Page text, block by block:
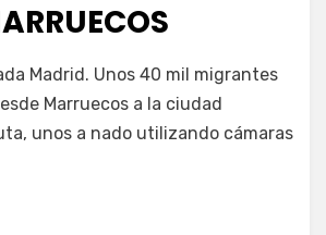
Servín
Madrid. Unos 40 mil migrantes
Marruecos a la ciudad
unos a nado utilizando cámaras